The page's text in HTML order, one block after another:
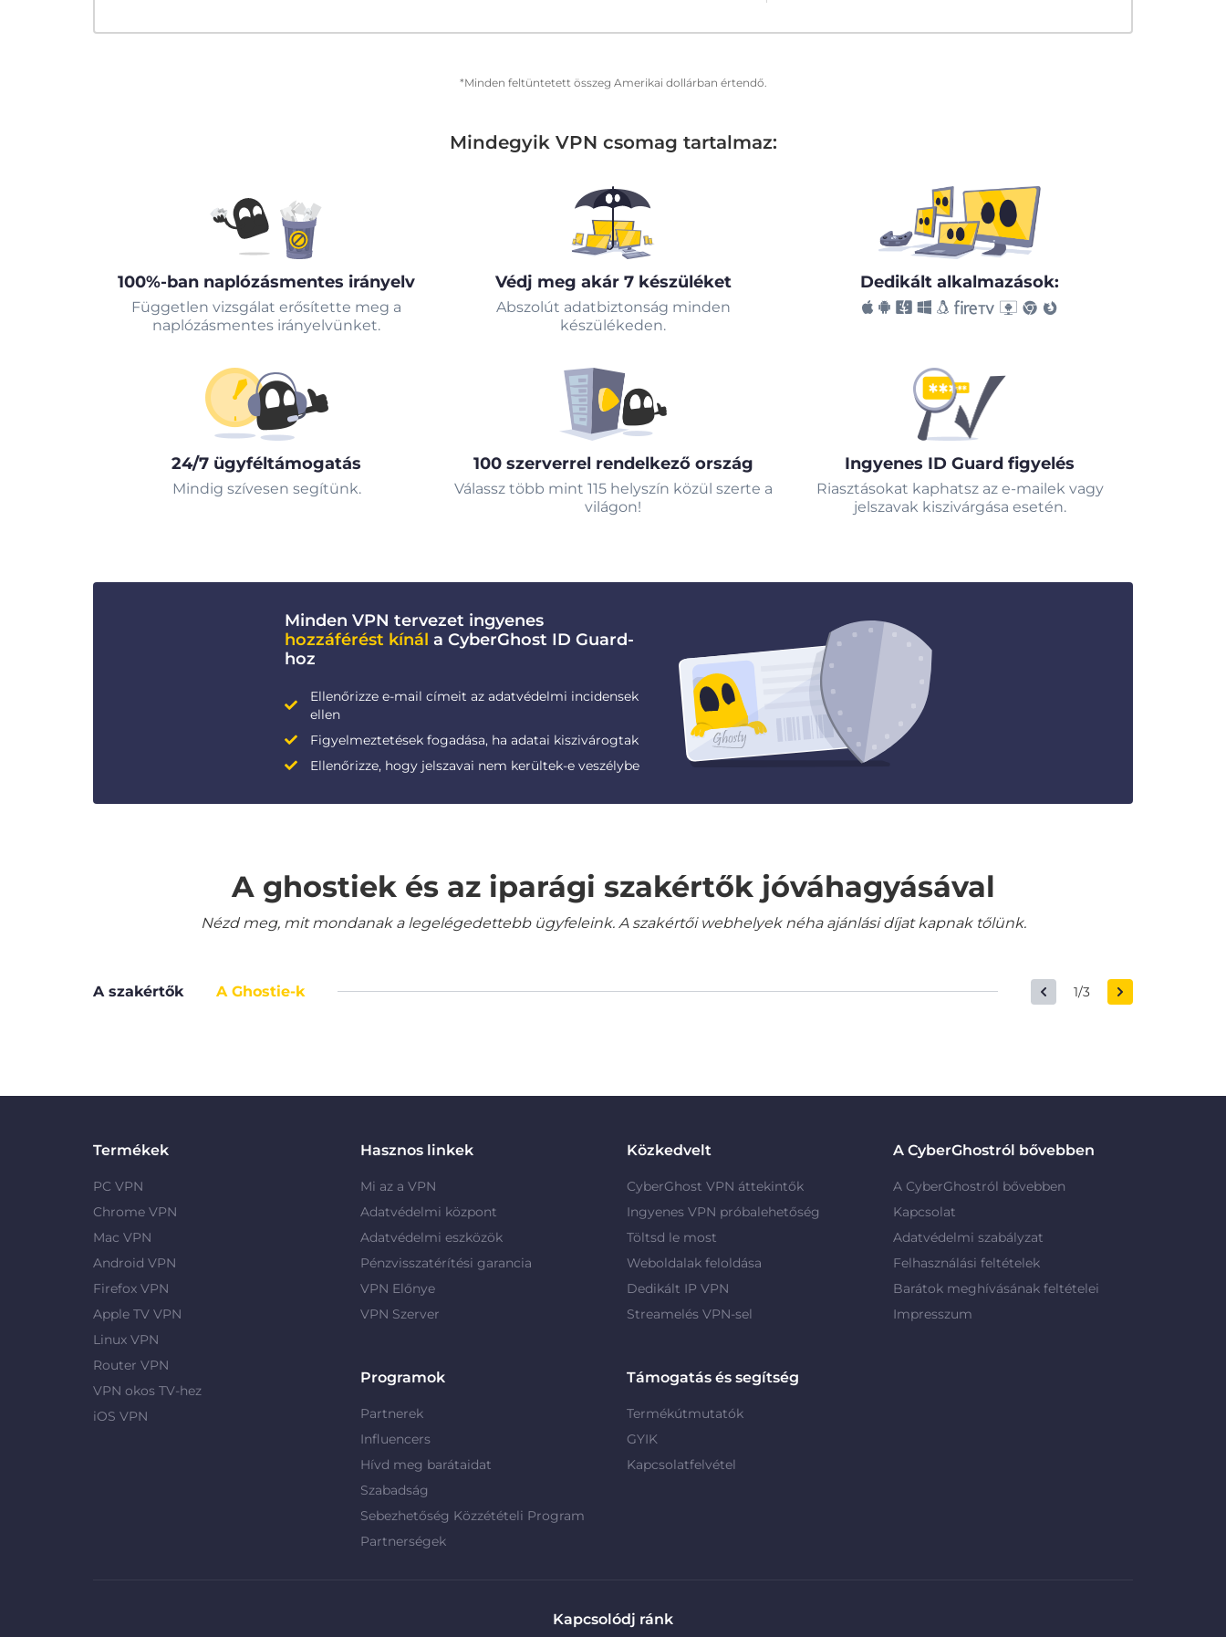
*Minden feltüntetett összeg Amerikai dollárban értendő.
Mindegyik VPN csomag tartalmaz:
100%-ban naplózásmentes irányelv
Független vizsgálat erősítette meg a
naplózásmentes irányelvünket.
Védj meg akár 7 készüléket
Abszolút adatbiztonság minden
készülékeden.
Dedikált alkalmazások:
24/7 ügyféltámogatás
Mindig szívesen segítünk.
100 szerverrel rendelkező ország
Válassz több mint 115 helyszín közül szerte a
világon!
Ingyenes ID Guard figyelés
Riasztásokat kaphatsz az e-mailek vagy
jelszavak kiszivárgása esetén.
Minden VPN tervezet ingyenes
hozzáférést kínál a CyberGhost ID Guard-
hoz
Ellenőrizze e-mail címeit az adatvédelmi incidensek
ellen
Figyelmeztetések fogadása, ha adatai kiszivárogtak
Ellenőrizze, hogy jelszavai nem kerültek-e veszélybe
A ghostiek és az iparági szakértők jóváhagyásával
Nézd meg, mit mondanak a legelégedettebb ügyfeleink. A szakértői webhelyek néha ajánlási díjat kapnak tőlünk.
A szakértők A Ghostie-k 1/3
Termékek
PC VPN
Chrome VPN
Mac VPN
Android VPN
Firefox VPN
Apple TV VPN
Linux VPN
Router VPN
VPN okos TV-hez
iOS VPN
Hasznos linkek
Mi az a VPN
Adatvédelmi központ
Adatvédelmi eszközök
Pénzvisszatérítési garancia
VPN Előnye
VPN Szerver
Közkedvelt
CyberGhost VPN áttekintők
Ingyenes VPN próbalehetőség
Töltsd le most
Weboldalak feloldása
Dedikált IP VPN
Streamelés VPN-sel
A CyberGhostról bővebben
A CyberGhostról bővebben
Kapcsolat
Adatvédelmi szabályzat
Felhasználási feltételek
Barátok meghívásának feltételei
Impresszum
Programok
Partnerek
Influencers
Hívd meg barátaidat
Szabadság
Sebezhetőség Közzétételi Program
Partnerségek
Támogatás és segítség
Termékútmutatók
GYIK
Kapcsolatfelvétel
Kapcsolódj ránk